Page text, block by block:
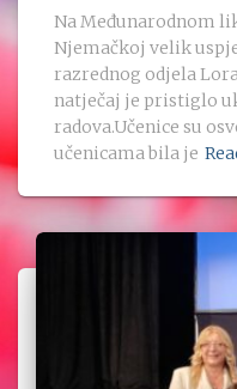
Na Međunarodnom
Njemačkoj velik
razrednog odjela
natječaj je pristiglo
radova.Učenice su
učenicama bila je